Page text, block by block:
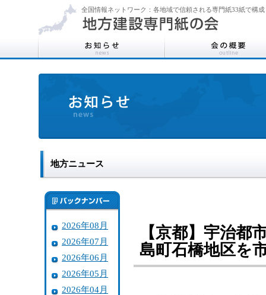
全国情報ネットワーク：各地域で信頼される専門紙33紙で構成
地方ニュース
2026年08月
2026年07月
2026年06月
2026年05月
2026年04月
【京都】宇治
島町石橋地区を